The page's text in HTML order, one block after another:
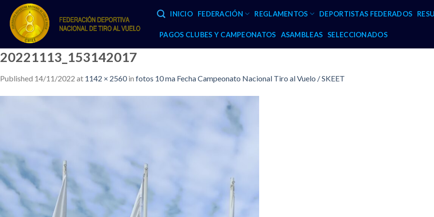
content
INICIO FEDERACIÓN REGLAMENTOS DEPORTISTAS FEDERADOS
PAGOS CLUBES Y CAMPEONATOS ASAMBLEAS SELECCIONADOS
20221113_153142017
Published 14/11/2022 at 1142 × 2560in fotos 10 ma Fecha Campeonato Nacional Tiro al Vuelo / SKEET